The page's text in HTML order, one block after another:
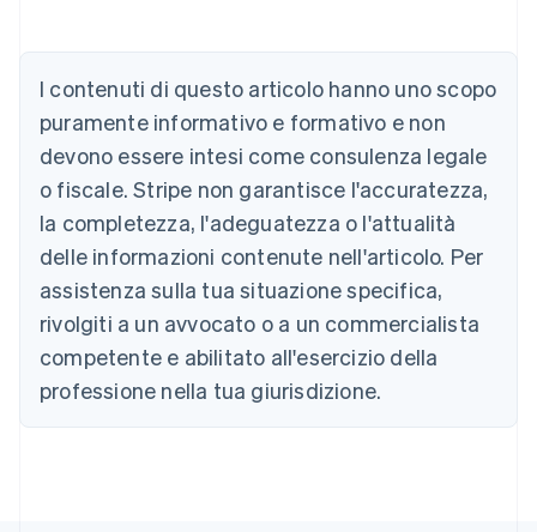
I contenuti di questo articolo hanno uno scopo
puramente informativo e formativo e non
devono essere intesi come consulenza legale
o fiscale. Stripe non garantisce l'accuratezza,
la completezza, l'adeguatezza o l'attualità
delle informazioni contenute nell'articolo. Per
assistenza sulla tua situazione specifica,
rivolgiti a un avvocato o a un commercialista
competente e abilitato all'esercizio della
professione nella tua giurisdizione.
Austria
Belgio
Nederlands FrançaisDeutschEnglish
Brasile
Português English
Bulgaria
English
Canada
EnglishFrançais
Cina continentale
简体中文
Cipro
English
Croazia
Danimarca